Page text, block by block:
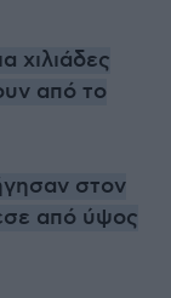
χιλιάδες
από το
στον
από ύψος